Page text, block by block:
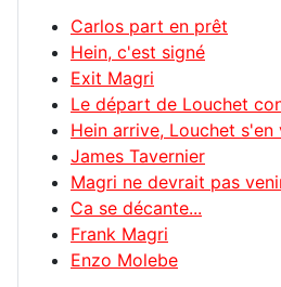
Carlos part en prêt
Hein, c'est signé
Exit Magri
Le départ de Louchet
Hein arrive, Louchet s'en
James Tavernier
Magri ne devrait pas
Ca se décante...
Frank Magri
Enzo Molebe